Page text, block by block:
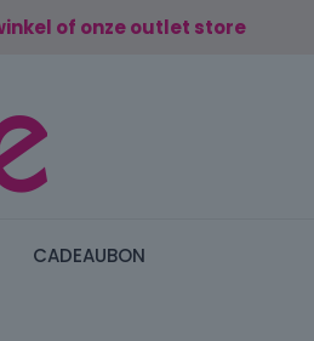
of onze outlet store
CADEAUBON